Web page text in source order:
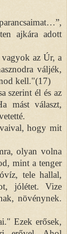
ajkára adott
az Úr, a
váljék,
kell."(17)
szerint él és az
mást választ,
hogy mit
olyan volna
mint a tenger
tele hallal,
jólétet. Vize
növénynek.
Ezek erősek,